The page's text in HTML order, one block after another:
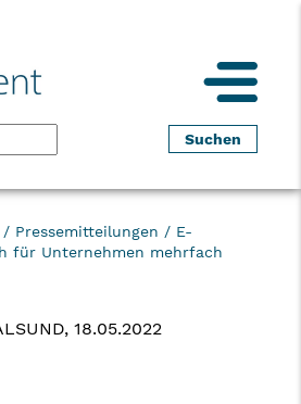
/ Pressemitteilungen / E-
für Unternehmen mehrfach
18.05.2022